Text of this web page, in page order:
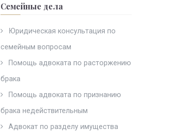
Семейные дела
Юридическая консультация по
семейным вопросам
Помощь адвоката по расторжению
брака
Помощь адвоката по признанию
брака недействительным
Адвокат по разделу имущества